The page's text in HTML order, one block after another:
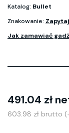
Katalog: Bullet
Znakowanie:
Jak zamawiać
491.04 zł
603.98 zł brutto